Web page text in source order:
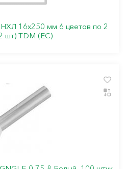
16х250 мм 6 цветов по 2
шт) TDM (ЕС)